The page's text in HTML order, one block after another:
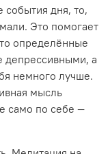
события дня, то,
Это помогает
определённые
депрессивными, а
немного лучше.
мысль
само по себе —